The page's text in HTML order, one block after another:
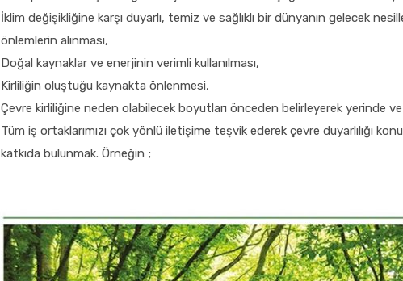
İklim değişikliğine karşı duyarlı, temiz ve sağlıklı bir dünyanın gelecek
önlemlerin alınması,
Doğal kaynaklar ve enerjinin verimli kullanılması,
Kirliliğin oluştuğu kaynakta önlenmesi,
Çevre kirliliğine neden olabilecek boyutları önceden belirleyerek yerinde
Tüm iş ortaklarımızı çok yönlü iletişime teşvik ederek çevre duyarlılığı
katkıda bulunmak. Örneğin ;